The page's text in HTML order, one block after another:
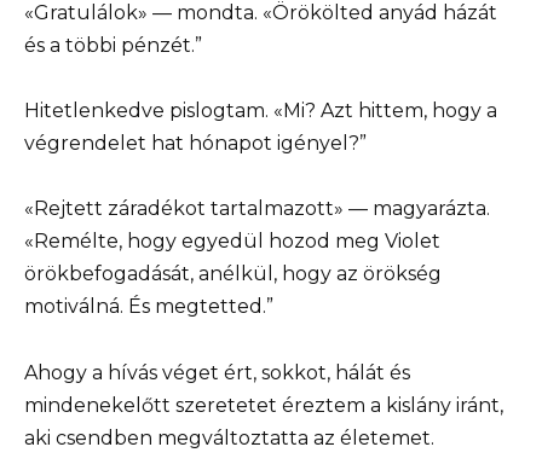
«Gratulálok» — mondta. «Örökölted anyád házát
és a többi pénzét.”
Hitetlenkedve pislogtam. «Mi? Azt hittem, hogy a
végrendelet hat hónapot igényel?”
«Rejtett záradékot tartalmazott» — magyarázta.
«Remélte, hogy egyedül hozod meg Violet
örökbefogadását, anélkül, hogy az örökség
motiválná. És megtetted.”
Ahogy a hívás véget ért, sokkot, hálát és
mindenekelőtt szeretetet éreztem a kislány iránt,
aki csendben megváltoztatta az életemet.